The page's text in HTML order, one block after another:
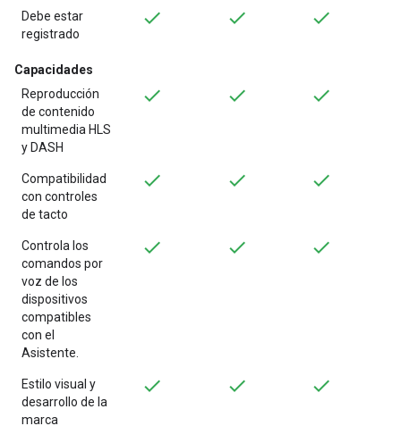
Debe estar
registrado
Capacidades
Reproducción
de contenido
multimedia HLS
y DASH
Compatibilidad
con controles
de tacto
Controla los
comandos por
voz de los
dispositivos
compatibles
con el
Asistente.
Estilo visual y
desarrollo de la
marca